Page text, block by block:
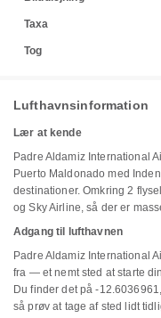
Taxa
Tog
Lufthavnsinformation
Lær at kende
Padre Aldamiz International
Puerto Maldonado med
destinationer. Omkring 2
og Sky Airline, så der er
Adgang til lufthavnen
Padre Aldamiz International
fra — et nemt sted at starte
Du finder det på -
så prøv at tage af sted lidt